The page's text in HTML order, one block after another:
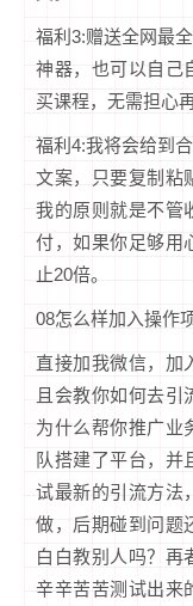
福利3:赠送全网最
神器，也可以自己
买课程，无需担心
福利4:我将会给到
文案，只要复制粘
我的原则就是不管
付，如果你足够用
止20倍。
08怎么样加入操作
直接加我微信，加
且会教你如何去引
为什么帮你推广业
队搭建了平台，并
试最新的引流方法
做，后期碰到问题
白白教别人吗？再
辛辛苦苦测试出来